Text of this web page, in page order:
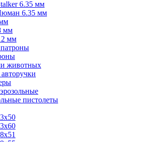
6.35 мм
6.35 мм
мм
мм
животных
пистолеты